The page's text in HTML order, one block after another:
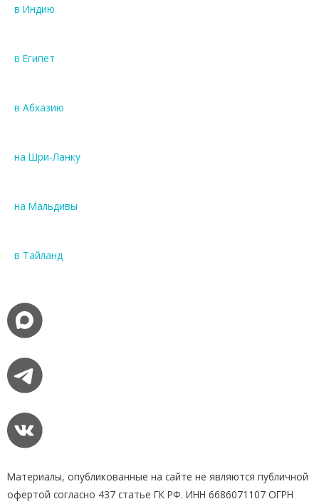
в Индию
в Египет
в Абхазию
на Шри-Ланку
на Мальдивы
в Тайланд
Материалы, опубликованные на сайте не являются публичной
офертой согласно 437 статье ГК РФ. ИНН 6686071107 ОГРН